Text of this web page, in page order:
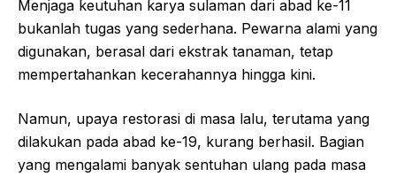
Menjaga keutuhan karya sulaman dari abad ke-11
bukanlah tugas yang sederhana. Pewarna alami yang
digunakan, berasal dari ekstrak tanaman, tetap
mempertahankan kecerahannya hingga kini.
Namun, upaya restorasi di masa lalu, terutama yang
dilakukan pada abad ke-19, kurang berhasil. Bagian
yang mengalami banyak sentuhan ulang pada masa